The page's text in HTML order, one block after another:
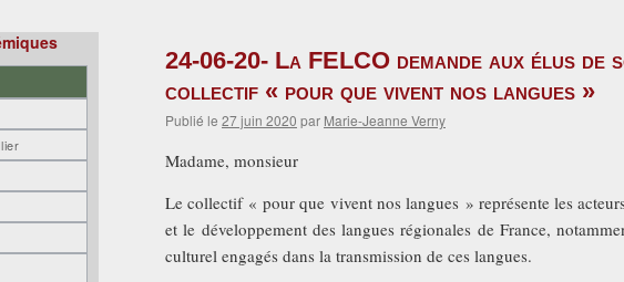
24-06-20- La FELCO demande aux élus de
collectif « pour que vivent nos langues »
Publié le 27 juin 2020 par Marie-Jeanne Verny
Madame, monsieur
Le collectif « pour que vivent nos langues » représente les
et le développement des langues régionales de France,
culturel engagés dans la transmission de ces langues.